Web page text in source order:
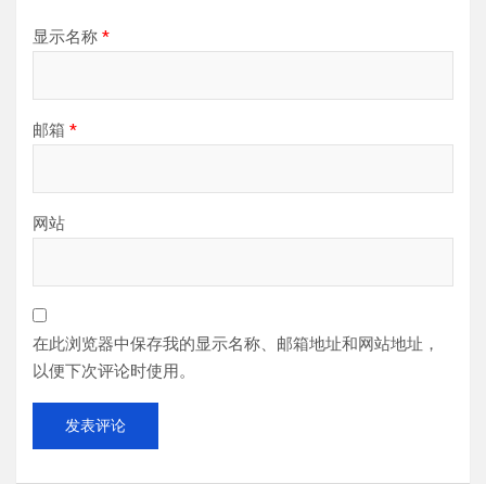
显示名称 *
邮箱 *
网站
在此浏览器中保存我的显示名称、邮箱地址和网站地址，
以便下次评论时使用。